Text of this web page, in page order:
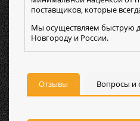
поставщиков, которые
Мы осуществляем быструю
Новгороду и России.
Отзывы Вопросы и